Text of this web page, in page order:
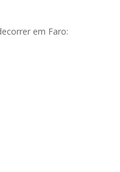
em Faro: